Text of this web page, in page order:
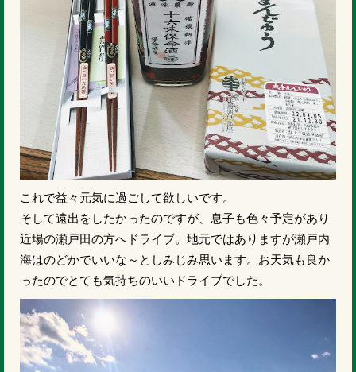
これで益々元気に過ごして欲しいです。
そして遠出をしたかったのですが、息子も色々予定があり
近場の瀬戸田の方へドライブ。地元ではありますが瀬戸内
海はのどかでいいな～としみじみ思います。お天気も良か
ったのでとても気持ちのいいドライブでした。